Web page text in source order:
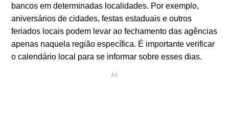
bancos em determinadas localidades. Por exemplo,
aniversários de cidades, festas estaduais e outros
feriados locais podem levar ao fechamento das agências
apenas naquela região específica. É importante verificar
o calendário local para se informar sobre esses dias.
Ad